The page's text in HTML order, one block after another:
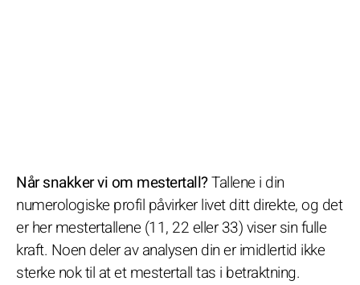
Når snakker vi om mestertall?Tallene i din
numerologiske profil påvirker livet ditt direkte, og det
er her mestertallene (11, 22 eller 33) viser sin fulle
kraft. Noen deler av analysen din er imidlertid ikke
sterke nok til at et mestertall tas i betraktning.